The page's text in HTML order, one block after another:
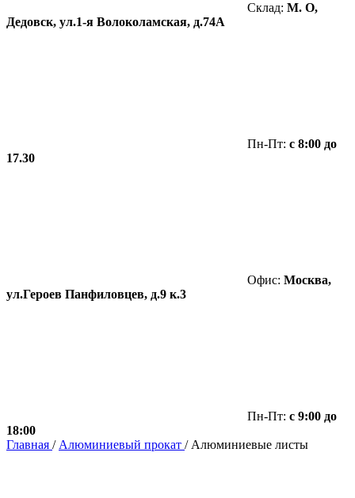
Склад: М. О,
Дедовск, ул.1-я Волоколамская, д.74А
Пн-Пт: с 8:00 до
17.30
Офис: Москва,
ул.Героев Панфиловцев, д.9 к.3
Пн-Пт: с 9:00 до
18:00
Главная / Алюминиевый прокат / Алюминиевые листы